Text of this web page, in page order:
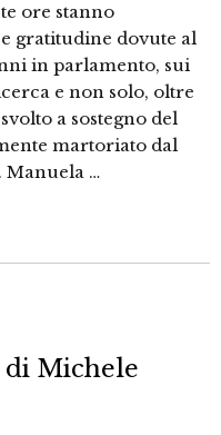
ore stanno
gratitudine dovute al
in parlamento, sui
e non solo, oltre
a sostegno del
martoriato dal
Manuela …
di Michele